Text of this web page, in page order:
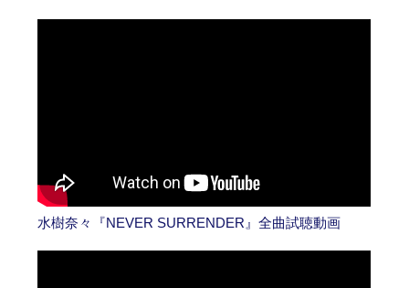
水樹奈々『NEVER SURRENDER』全曲試聴動画